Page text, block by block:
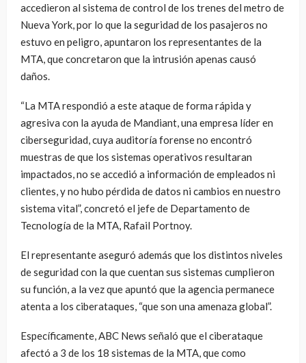
accedieron al sistema de control de los trenes del metro de
Nueva York, por lo que la seguridad de los pasajeros no
estuvo en peligro, apuntaron los representantes de la
MTA, que concretaron que la intrusión apenas causó
daños.
“La MTA respondió a este ataque de forma rápida y
agresiva con la ayuda de Mandiant, una empresa líder en
ciberseguridad, cuya auditoría forense no encontró
muestras de que los sistemas operativos resultaran
impactados, no se accedió a información de empleados ni
clientes, y no hubo pérdida de datos ni cambios en nuestro
sistema vital”, concretó el jefe de Departamento de
Tecnología de la MTA, Rafail Portnoy.
El representante aseguró además que los distintos niveles
de seguridad con la que cuentan sus sistemas cumplieron
su función, a la vez que apuntó que la agencia permanece
atenta a los ciberataques, “que son una amenaza global”.
Específicamente, ABC News señaló que el ciberataque
afectó a 3 de los 18 sistemas de la MTA, que como